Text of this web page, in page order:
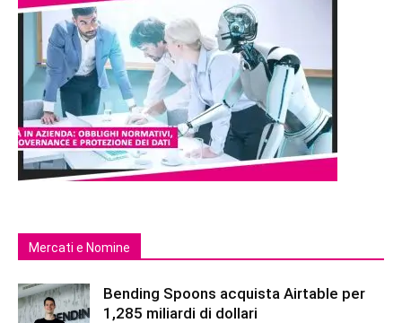
Mercati e Nomine
Bending Spoons acquista Airtable per
1,285 miliardi di dollari